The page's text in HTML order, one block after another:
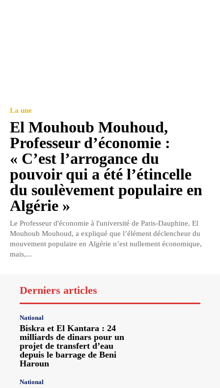
La une
El Mouhoub Mouhoud,
Professeur d’économie :
« C’est l’arrogance du
pouvoir qui a été l’étincelle
du soulèvement populaire en
Algérie »
Le Professeur d'économie à l'université de Paris-Dauphine, El
Mouhoub Mouhoud, a expliqué que l’élément déclencheur du
mouvement populaire en Algérie n’est nullement économique,
mais,...
Derniers articles
National
Biskra et El Kantara : 24
milliards de dinars pour un
projet de transfert d’eau
depuis le barrage de Beni
Haroun
National